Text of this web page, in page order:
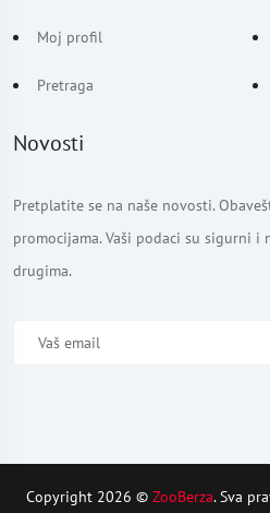
Moj profil
Pretraga
Novosti
Pretplatite se na naše novosti.
promocijama. Vaši podaci su sigurni i
drugima.
Copyright 2026 © ZooBerza. Sva